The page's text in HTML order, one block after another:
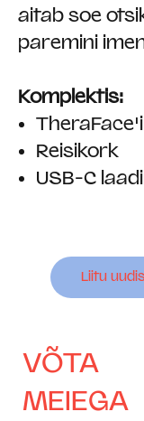
aitab soe
paremini
Komplektis:
Reisikork
USB-C
Liitu
VÕTA
MEIEGA